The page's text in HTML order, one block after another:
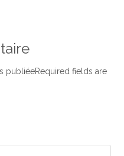
publiéeRequired fields are